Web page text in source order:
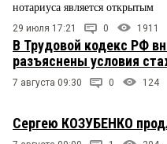
нотариуса является открытым
29 июля 17:21 0 1911
В Трудовой кодекс РФ
разъяснены условия
7 августа 09:30 0 124
Сергею КОЗУБЕНКО